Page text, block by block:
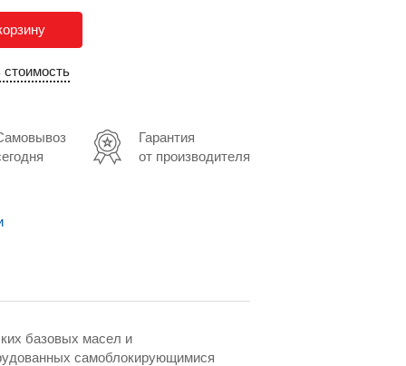
стоимость
Гарантия
от производителя
базовых масел и
самоблокирующимися